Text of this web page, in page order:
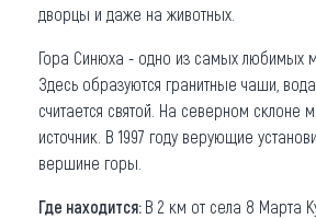
дворцы и даже на животных.
Гора Синюха - одно из самых любимых
Здесь образуются гранитные чаши,
считается святой. На северном склоне
источник. В 1997 году верующие
вершине горы.
Где находится: В 2 км от села 8 Марта